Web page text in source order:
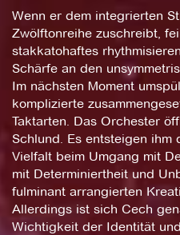
Wenn er dem integrierten
Zwölftonreihe zuschreibt,
stakkatohaftes
Schärfe an den
Im nächsten Moment
komplizierte
Taktarten. Das Orchester
Schlund. Es entsteigen
Vielfalt beim Umgang mit
mit Determiniertheit und
fulminant arrangierten
Allerdings ist sich Cech
Wichtigkeit der Identität